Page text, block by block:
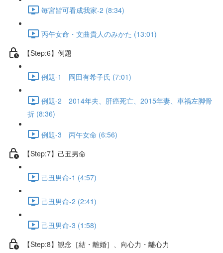
毎宮皆可看成我家-2 (8:34)
丙午女命・文曲貴人のみかた (13:01)
【Step:6】例題
例題-1 岡田有希子氏 (7:01)
例題-2 2014年夫、肝癌死亡、2015年妻、車禍左脚骨
折 (8:36)
例題-3 丙午女命 (6:56)
【Step:7】己丑男命
己丑男命-1 (4:57)
己丑男命-2 (2:41)
己丑男命-3 (1:58)
【Step:8】観念［結・離婚］、向心力・離心力